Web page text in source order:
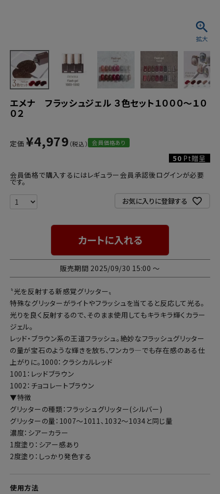
エメナ フラッシュジェル ３色セット１０００～１０
０２
定価 ¥4,979 会員価格あり
50 Pt贈呈
会員価格で購入するにはレギュラー会員承認後ログインが必要
です。
お気に入りに登録する
カートに入れる
販売期間 2025/09/30 15:00 〜
〝光を反射する新感覚グリッター〟
特殊なグリッターがライトやフラッシュを当てると反応して光る。
光りを良く反射するので、そのまま使用してもキラキラ輝くカラー
ジェル。
レッド・ブラウン系の王道フラッシュ。絶妙なフラッシュグリッター
の量が宝石のような輝きを放ち、ワンカラ―でも存在感のある仕
上がりに。1000：クラシカルレッド
1001：レッドブラウン
1002：チョコレートブラウン
▼特徴
グリッターの種類：フラッシュグリッター(シルバー)
グリッターの量：1007～1011、1032～1034と同じ量
濃度：シアーカラー
1度塗り：シアー感あり
2度塗り：しっかり発色する
使用方法